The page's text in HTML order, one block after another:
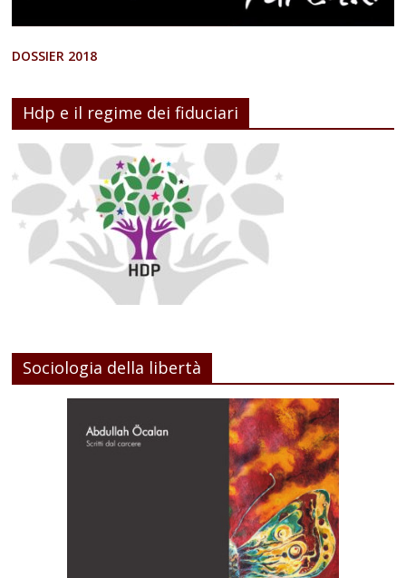
DOSSIER 2018
Hdp e il regime dei fiduciari
Sociologia della libertà